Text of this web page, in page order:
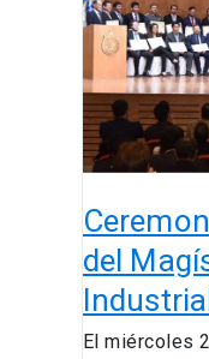
del
El miércoles
del
Magíster
en
Ingeniería
Industrial